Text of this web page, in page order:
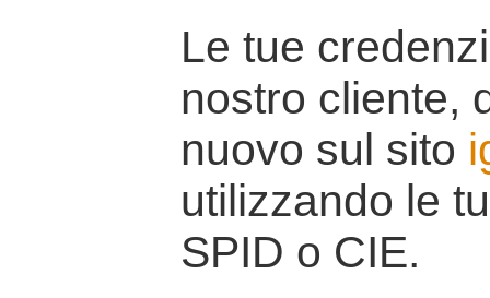
Le tue
nostro cliente,
nuovo sul sito
utilizzando le
SPID o CIE.